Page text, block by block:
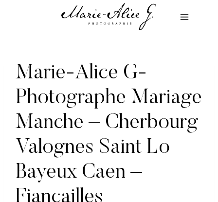
Marie-Alice G-
Photographe Mariage
Manche – Cherbourg
Valognes Saint Lo
Bayeux Caen –
Fiancailles